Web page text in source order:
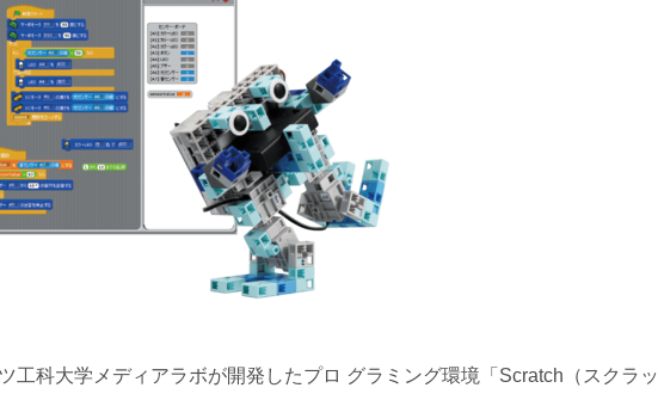
工科大学メディアラボが開発したプロ グラミング環境「Scratch（スクラッ